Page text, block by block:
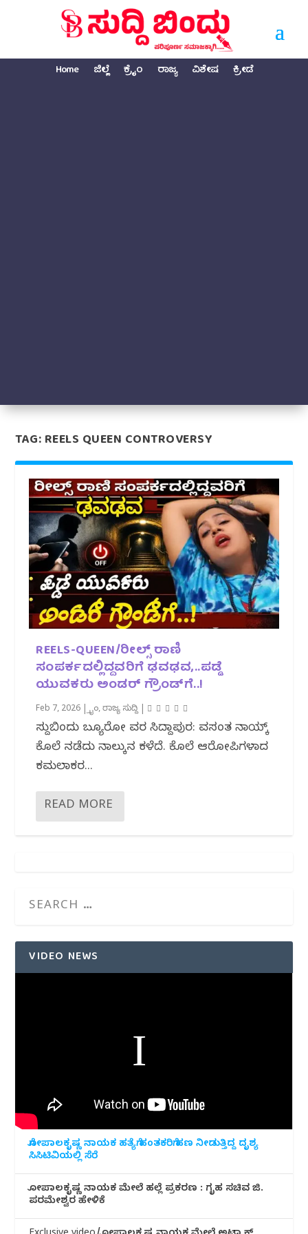
Home ಜಿಲ್ಲೆ ಕ್ರೈಂ ರಾಜ್ಯ ವಿಶೇಷ ಕ್ರೀಡೆ
TAG:REELS QUEEN CONTROVERSY
REELS-QUEEN/ರೀಲ್ಸ್ ರಾಣಿ
ಸಂಪರ್ಕದಲ್ಲಿದ್ದವರಿಗೆ ಢವಢವ,..ಪಡ್ಡೆ
ಯುವಕರು ಅಂಡರ್‌ ಗ್ರೌಂಡ್‌ಗೆ..!
Feb 7, 2026 |ಕ್ರೈಂ,ರಾಜ್ಯ ಸುದ್ದಿ
ಸುದ್ದಿಬಿಂದು ಬ್ಯೂರೋ ವರದಿ ಸಿದ್ದಾಪುರ: ವಸಂತ ನಾಯ್ಕ್
ಕೊಲೆ ನಡೆದು ನಾಲ್ಕುದಿನ ಕಳೆದಿದೆ. ಕೊಲೆ ಆರೋಪಿಗಳಾದ
ಕಮಲಾಕರ...
READ MORE
VIDEO NEWS
ಗೋಪಾಲಕೃಷ್ಣ ನಾಯಕ ಹತ್ಯೆಗೆ ಹಂತಕರಿಗೆ ಹಣ ನೀಡುತ್ತಿದ್ದ ದೃಶ್ಯ
ಸಿಸಿಟಿವಿಯಲ್ಲಿ ಸೆರೆ
ಗೋಪಾಲಕೃಷ್ಣ ನಾಯಕ ಮೇಲೆ ಹಲ್ಲೆ ಪ್ರಕರಣ : ಗೃಹ ಸಚಿವ ಜಿ.
ಪರಮೇಶ್ವರ ಹೇಳಿಕೆ